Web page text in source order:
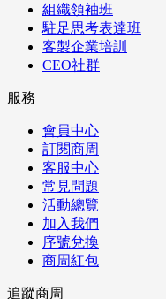
組織領袖班
駐足思考表達班
客製企業培訓
CEO社群
服務
會員中心
訂閱商周
客服中心
常見問題
活動總覽
加入我們
序號兌換
商周紅包
追蹤商周